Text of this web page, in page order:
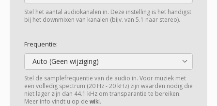
Stel het aantal audiokanalen in. Deze instelling is het handigst
bij het downmixen van kanalen (bijv. van 5.1 naar stereo).
Frequentie:
Auto (Geen wijziging)
Stel de samplefrequentie van de audio in. Voor muziek met
een volledig spectrum (20 Hz - 20 kHz) zijn waarden nodig die
niet lager zijn dan 44.1 kHz om transparantie te bereiken.
Meer info vindt u op de wiki.